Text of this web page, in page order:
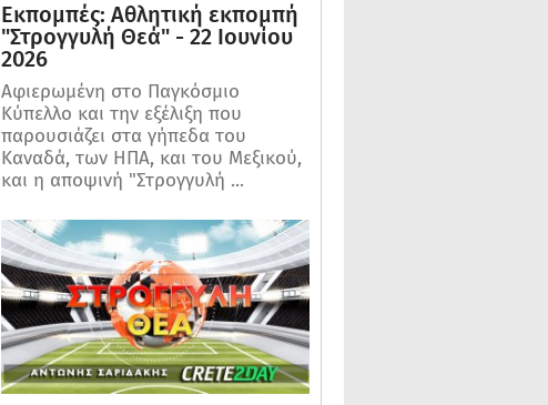
Εκπομπές: Αθλητική εκπομπή
"Στρογγυλή Θεά" - 22 Ιουνίου
2026
Αφιερωμένη στο Παγκόσμιο
Κύπελλο και την εξέλιξη που
παρουσιάζει στα γήπεδα του
Καναδά, των ΗΠΑ, και του Μεξικού,
και η αποψινή "Στρογγυλή ...